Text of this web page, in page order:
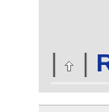
| |